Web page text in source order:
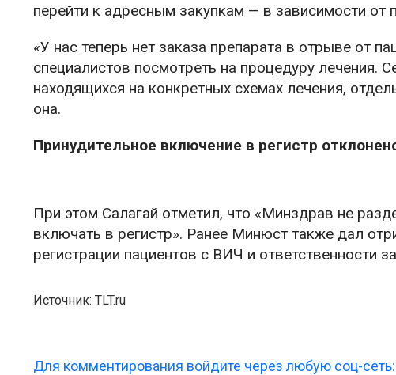
перейти к адресным закупкам — в зависимости от
«У нас теперь нет заказа препарата в отрыве от
специалистов посмотреть на процедуру лечения.
находящихся на конкретных схемах лечения,
она.
Принудительное включение в регистр
При этом Салагай отметил, что «Минздрав не
включать в регистр». Ранее Минюст также дал
регистрации пациентов с ВИЧ и ответственности
Источник: TLT.ru
Для комментирования войдите через любую соц-сеть: